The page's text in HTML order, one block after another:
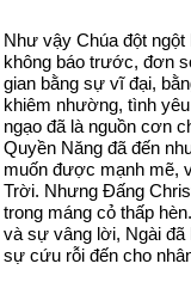
Như vậy Chúa đột ngột
không báo trước, đơn
gian bằng sự vĩ đại,
khiêm nhường, tình
ngạo đã là nguồn cơn
Quyền Năng đã đến
muốn được mạnh mẽ,
Trời. Nhưng Đấng
trong máng cỏ thấp
và sự vâng lời, Ngài đã
sự cứu rỗi đến cho